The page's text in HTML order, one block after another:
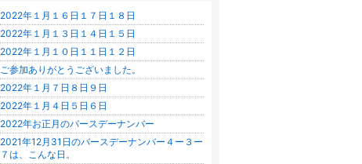
2022年１月１６日１７日１８日
2022年１月１３日１４日１５日
2022年１月１０日１１日１２日
ご参加ありがとうございました。
2022年１月７日８日９日
2022年１月４日５日６日
2022年お正月のバースデーナンバー
2021年12月31日のバースデーナンバー４ー３ー
７は、こんな日。